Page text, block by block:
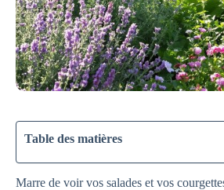
Table des matières
Marre de voir vos salades et vos